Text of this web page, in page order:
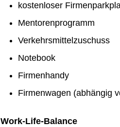
kostenloser
Mentorenprogramm
Verkehrsmittelzuschuss
Notebook
Firmenhandy
Firmenwagen (abhängig
Work-Life-Balance